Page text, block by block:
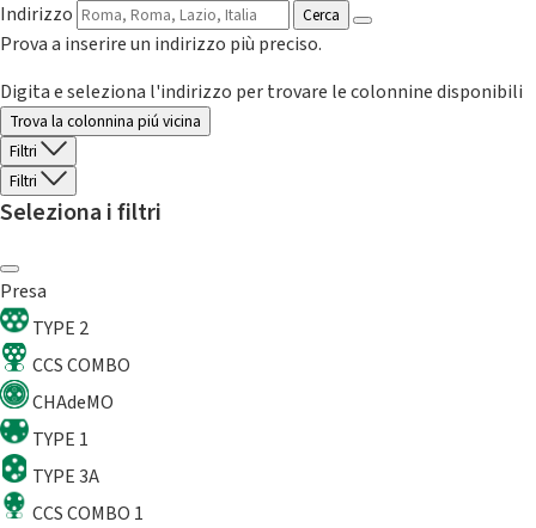
Indirizzo
Cerca
Prova a inserire un indirizzo più preciso.
Digita e seleziona l'indirizzo per trovare le colonnine disponibili
Trova la colonnina piú vicina
Filtri
Filtri
Seleziona i filtri
Presa
TYPE 2
CCS COMBO
CHAdeMO
TYPE 1
TYPE 3A
CCS COMBO 1